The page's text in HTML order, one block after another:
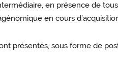
en présence de
en cours
présentés, sous forme de